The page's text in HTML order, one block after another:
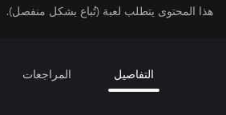
هذا المحتوى يتطلب لعبة (تُباع بشكل منفصل).
التفاصيل المراجعات